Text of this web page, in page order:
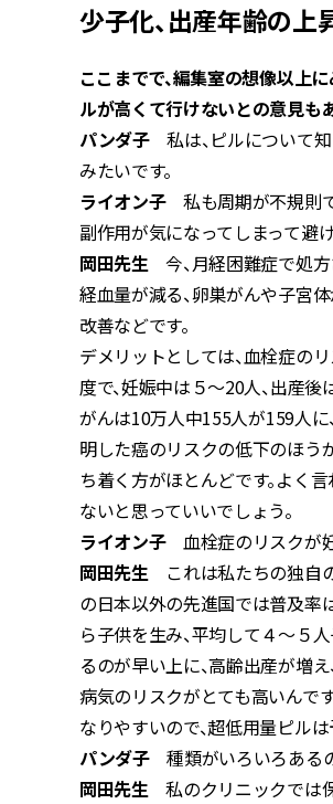
少子化、出産年齢の
――ここまでで、編集室の想像以
ルが高くて行けないとの意見も
パンダ子私は、ピルについて
みたいです。
ライオン子私も周期が不規則
副作用が気になってしまって避
岡田先生今、月経困難症で処
経血量が減る、卵巣がんや子宮
改善などです。
デメリットとしては、血栓症の
度で、妊娠中は５～20人、出産
がんは10万人中155人が159人
明した癌のリスクの低下のほう
ち着く方がほとんどです。よく
ないと思っていいでしょう。
ライオン子血栓症のリスクが妊
岡田先生これは私たちの独自の
の日本以外の先進国では普及率
ら子供を生み、平均して４～５
るのが早い上に、高齢出産が増
病気のリスクがとても高いんで
なりやすいので、超低用量ピル
パンダ子種類がいろいろある
岡田先生私のクリニックでは